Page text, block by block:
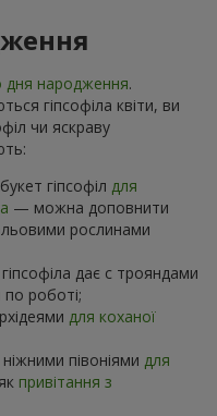
дня народження.
гіпсофіла квіти, ви
чи яскраву
гіпсофіл для
— можна доповнити
рослинами
дає с трояндами
роботі;
для коханої
півоніями для
привітання з